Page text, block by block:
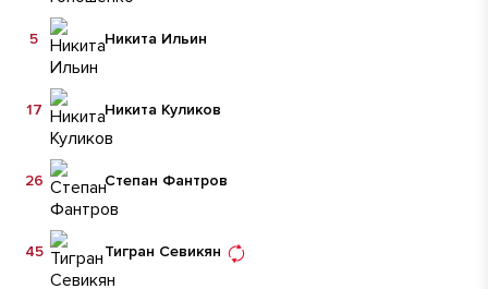
Никита Ильин
5
Никита Куликов
17
Степан Фантров
26
Тигран Севикян
45